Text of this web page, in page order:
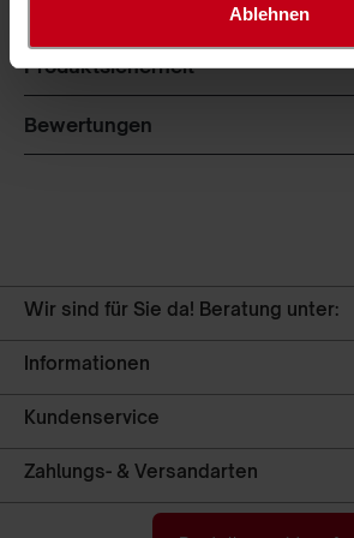
Ablehnen
formstabil. Die Netze ha…Mehr
Produktsicherheit
Bewertungen
Wir sind für Sie da! Beratung unter:
Informationen
Kundenservice
Zahlungs- & Versandarten